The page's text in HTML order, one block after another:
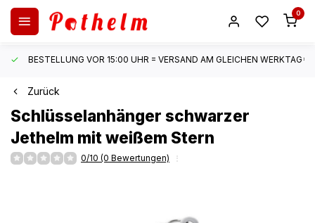
0
BESTELLUNG VOR 15:00 UHR = VERSAND AM GLEICHEN WERKTAG*
Zurück
Schlüsselanhänger schwarzer
Jethelm mit weißem Stern
0/10 (0 Bewertungen)